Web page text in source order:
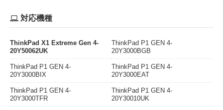
対応機種
ThinkPad X1 Extreme Gen 4-
20Y50062UK
ThinkPad P1 GEN 4-
20Y3000BGB
ThinkPad P1 GEN 4-
20Y3000BIX
ThinkPad P1 GEN 4-
20Y3000EAT
ThinkPad P1 GEN 4-
20Y3000TFR
ThinkPad P1 GEN 4-
20Y30010UK